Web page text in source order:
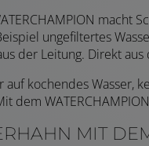
macht
ungefiltertes
der Leitung. Direkt aus
auf kochendes Wasser,
dem
MIT